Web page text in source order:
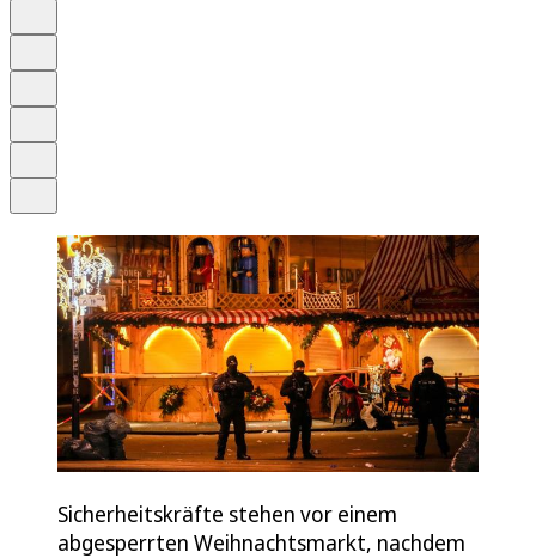
Sicherheitskräfte stehen vor einem
abgesperrten Weihnachtsmarkt, nachdem